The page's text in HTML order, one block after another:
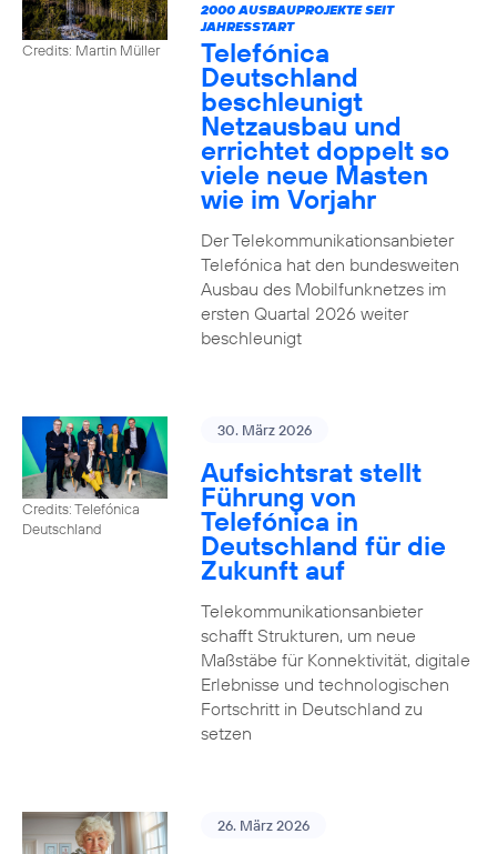
Credits: Martin Müller
2000 AUSBAUPROJEKTE SEIT
JAHRESSTART
Telefónica
Deutschland
beschleunigt
Netzausbau und
errichtet doppelt so
viele neue Masten
wie im Vorjahr
Der Telekommunikationsanbieter
Telefónica hat den bundesweiten
Ausbau des Mobilfunknetzes im
ersten Quartal 2026 weiter
beschleunigt
Credits: Telefónica
Deutschland
30. März 2026
Aufsichtsrat stellt
Führung von
Telefónica in
Deutschland für die
Zukunft auf
Telekommunikationsanbieter
schafft Strukturen, um neue
Maßstäbe für Konnektivität, digitale
Erlebnisse und technologischen
Fortschritt in Deutschland zu
setzen
26. März 2026